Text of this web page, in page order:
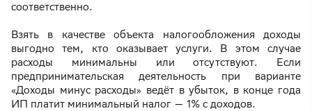
соответственно.
Взять в качестве объекта налогообложения доходы
выгодно тем, кто оказывает услуги. В этом случае
расходы минимальны или отсутствуют. Если
предпринимательская деятельность при варианте
«Доходы минус расходы» ведёт в убыток, в конце года
ИП платит минимальный налог — 1% с доходов.